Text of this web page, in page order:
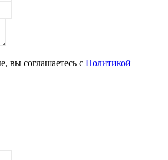
вы соглашаетесь с Политикой